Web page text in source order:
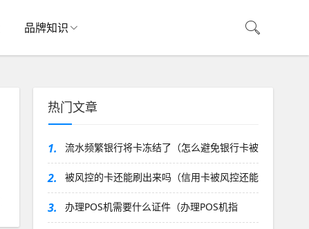
品牌知识
热门文章
1. 流水频繁银行将卡冻结了（怎么避免银行卡被
2. 被风控的卡还能刷出来吗（信用卡被风控还能
3. 办理POS机需要什么证件（办理POS机指